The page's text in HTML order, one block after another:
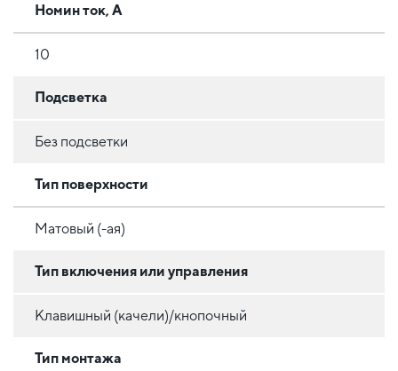
Номин ток, А
10
Подсветка
Без подсветки
Тип поверхности
Матовый (-ая)
Тип включения или управления
Клавишный (качели)/кнопочный
Тип монтажа